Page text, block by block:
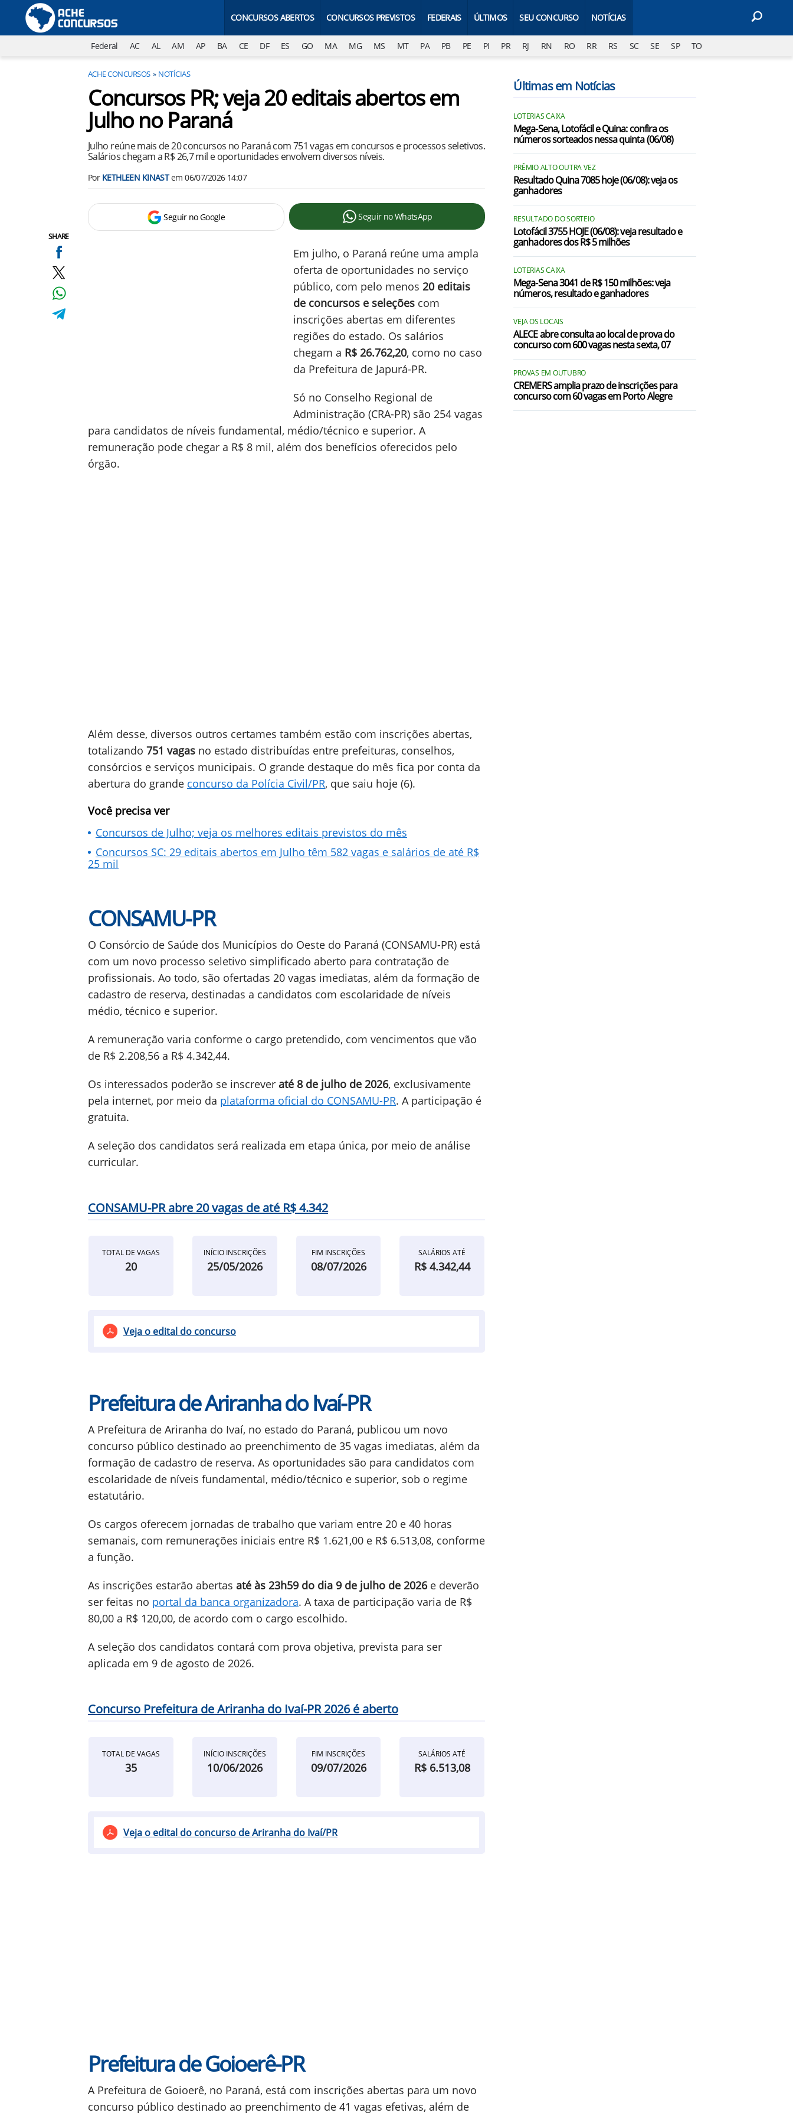
CONCURSOS ABERTOS CONCURSOS PREVISTOS FEDERAIS ÚLTIMOS SEU CONCURSO NOTÍCIAS
Federal AC AL AM AP BA CE DF ES GO MA MG MS MT PA PB PE PI PR RJ RN RO RR RS SC SE SP TO
ACHE CONCURSOS NOTÍCIAS
SHARE
Concursos PR; veja 20 editais abertos em
Julho no Paraná
Julho reúne mais de 20 concursos no Paraná com 751 vagas em concursos e processos seletivos.
Salários chegam a R$ 26,7 mil e oportunidades envolvem diversos níveis.
Por KETHLEEN KINASTem06/07/2026 14:07
Seguir no Google Seguir no WhatsApp
Em julho, o Paraná reúne uma ampla
oferta de oportunidades no serviço
público, com pelo menos 20 editais
de concursos e seleções com
inscrições abertas em diferentes
regiões do estado. Os salários
chegam a R$ 26.762,20, como no caso
da Prefeitura de Japurá-PR.
Só no Conselho Regional de
Administração (CRA-PR) são 254 vagas
para candidatos de níveis fundamental, médio/técnico e superior. A
remuneração pode chegar a R$ 8 mil, além dos benefícios oferecidos pelo
órgão.
Além desse, diversos outros certames também estão com inscrições abertas,
totalizando 751 vagas no estado distribuídas entre prefeituras, conselhos,
consórcios e serviços municipais. O grande destaque do mês fica por conta da
abertura do grande concurso da Polícia Civil/PR, que saiu hoje (6).
Você precisa ver
Concursos de Julho; veja os melhores editais previstos do mês
Concursos SC: 29 editais abertos em Julho têm 582 vagas e salários de até R$
25 mil
CONSAMU-PR
O Consórcio de Saúde dos Municípios do Oeste do Paraná (CONSAMU-PR) está
com um novo processo seletivo simplificado aberto para contratação de
profissionais. Ao todo, são ofertadas 20 vagas imediatas, além da formação de
cadastro de reserva, destinadas a candidatos com escolaridade de níveis
médio, técnico e superior.
A remuneração varia conforme o cargo pretendido, com vencimentos que vão
de R$ 2.208,56 a R$ 4.342,44.
Os interessados poderão se inscrever até 8 de julho de 2026, exclusivamente
pela internet, por meio da plataforma oficial do CONSAMU-PR. A participação é
gratuita.
A seleção dos candidatos será realizada em etapa única, por meio de análise
curricular.
CONSAMU-PR abre 20 vagas de até R$ 4.342
TOTAL DE VAGAS
20
INÍCIO INSCRIÇÕES
25/05/2026
FIM INSCRIÇÕES
08/07/2026
SALÁRIOS ATÉ
R$ 4.342,44
Veja o edital do concurso
Prefeitura de Ariranha do Ivaí-PR
A Prefeitura de Ariranha do Ivaí, no estado do Paraná, publicou um novo
concurso público destinado ao preenchimento de 35 vagas imediatas, além da
formação de cadastro de reserva. As oportunidades são para candidatos com
escolaridade de níveis fundamental, médio/técnico e superior, sob o regime
estatutário.
Os cargos oferecem jornadas de trabalho que variam entre 20 e 40 horas
semanais, com remunerações iniciais entre R$ 1.621,00 e R$ 6.513,08, conforme
a função.
As inscrições estarão abertas até às 23h59 do dia 9 de julho de 2026e deverão
ser feitas no portal da banca organizadora. A taxa de participação varia de R$
80,00 a R$ 120,00, de acordo com o cargo escolhido.
A seleção dos candidatos contará com prova objetiva, prevista para ser
aplicada em 9 de agosto de 2026.
Concurso Prefeitura de Ariranha do Ivaí-PR 2026 é aberto
TOTAL DE VAGAS
35
INÍCIO INSCRIÇÕES
10/06/2026
FIM INSCRIÇÕES
09/07/2026
SALÁRIOS ATÉ
R$ 6.513,08
Veja o edital do concurso de Ariranha do Ivaí/PR
Prefeitura de Goioerê-PR
A Prefeitura de Goioerê, no Paraná, está com inscrições abertas para um novo
concurso público destinado ao preenchimento de 41 vagas efetivas, além de
Últimas em Notícias
LOTERIAS CAIXA
Mega-Sena, Lotofácil e Quina: confira os
números sorteados nessa quinta (06/08)
PRÊMIO ALTO OUTRA VEZ
Resultado Quina 7085 hoje (06/08): veja os
ganhadores
RESULTADO DO SORTEIO
Lotofácil 3755 HOJE (06/08): veja resultado e
ganhadores dos R$ 5 milhões
LOTERIAS CAIXA
Mega-Sena 3041 de R$ 150 milhões: veja
números, resultado e ganhadores
VEJA OS LOCAIS
ALECE abre consulta ao local de prova do
concurso com 600 vagas nesta sexta, 07
PROVAS EM OUTUBRO
CREMERS amplia prazo de inscrições para
concurso com 60 vagas em Porto Alegre